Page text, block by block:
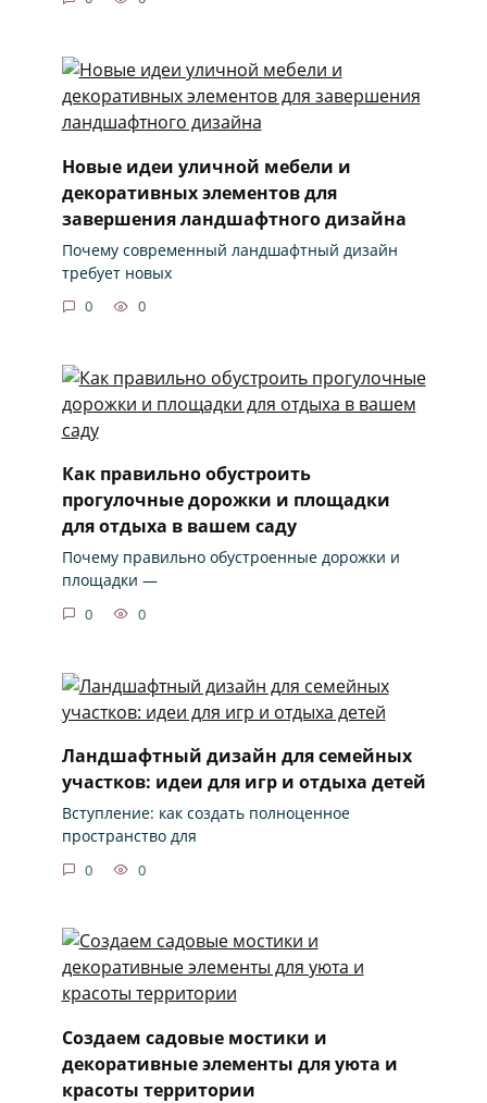
Новые идеи уличной мебели и
декоративных элементов для
завершения ландшафтного дизайна
Почему современный ландшафтный дизайн
требует новых
0 0
Как правильно обустроить
прогулочные дорожки и площадки
для отдыха в вашем саду
Почему правильно обустроенные дорожки и
площадки —
0 0
Ландшафтный дизайн для семейных
участков: идеи для игр и отдыха детей
Вступление: как создать полноценное
пространство для
0 0
Создаем садовые мостики и
декоративные элементы для уюта и
красоты территории